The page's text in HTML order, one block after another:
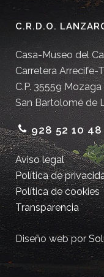
C.R.D.O.
Casa-Museo del
Carretera Arrecife-
C.P. 35559 Mozaga
San Bartolomé de
928 52 10 48
Aviso legal
Política de
Política de cookies
Transparencia
Diseño web por